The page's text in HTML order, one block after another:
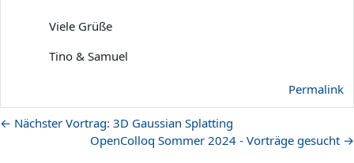
Viele Grüße
Tino & Samuel
Permalink
← Nächster Vortrag: 3D Gaussian Splatting
OpenColloq Sommer 2024 - Vorträge gesucht →